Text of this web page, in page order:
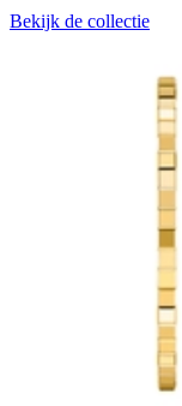
Bekijk de collectie